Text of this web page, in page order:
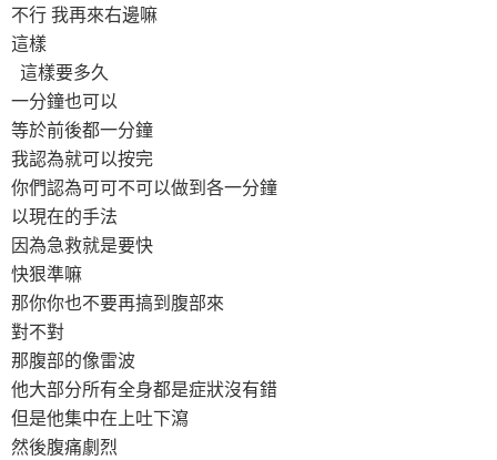
不行 我再來右邊嘛
這樣
這樣要多久
一分鐘也可以
等於前後都一分鐘
我認為就可以按完
你們認為可可不可以做到各一分鐘
以現在的手法
因為急救就是要快
快狠準嘛
那你你也不要再搞到腹部來
對不對
那腹部的像雷波
他大部分所有全身都是症狀沒有錯
但是他集中在上吐下瀉
然後腹痛劇烈